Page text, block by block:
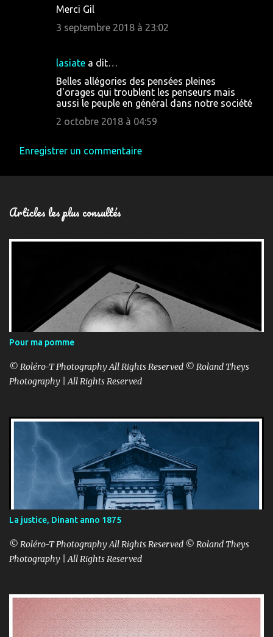
Merci Gil
3 septembre 2018 à 23:02
lasiate a dit…
Belles allégories des pensées pleines
d'orages qui troublent les penseurs mais
aussi le peuple en général dans notre société
2 octobre 2018 à 04:59
Enregistrer un commentaire
Articles les plus consultés
Pour ma pomme
© Roléro-T Photography All Rights Reserved © Roland Theys
Photography | All Rights Reserved
La justice, Dinant anno 1875
© Roléro-T Photography All Rights Reserved © Roland Theys
Photography | All Rights Reserved